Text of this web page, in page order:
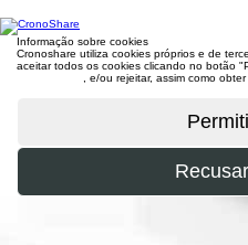
Informação sobre cookies
Cronoshare utiliza cookies próprios e de
aceitar todos os cookies clicando no botão
, e/ou rejeitar, assim como obter